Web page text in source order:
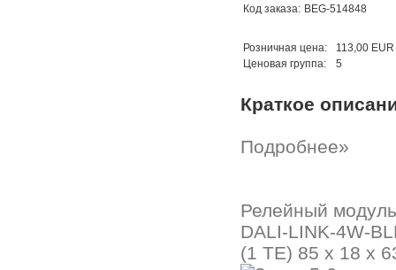
Код заказа: BEG-514848
Розничная цена:
113,00 EUR
Ценовая группа:
5
Краткое
Подробнее»
Релейный
DALI-LINK-4W-
(1 TE) 85 x 18 x